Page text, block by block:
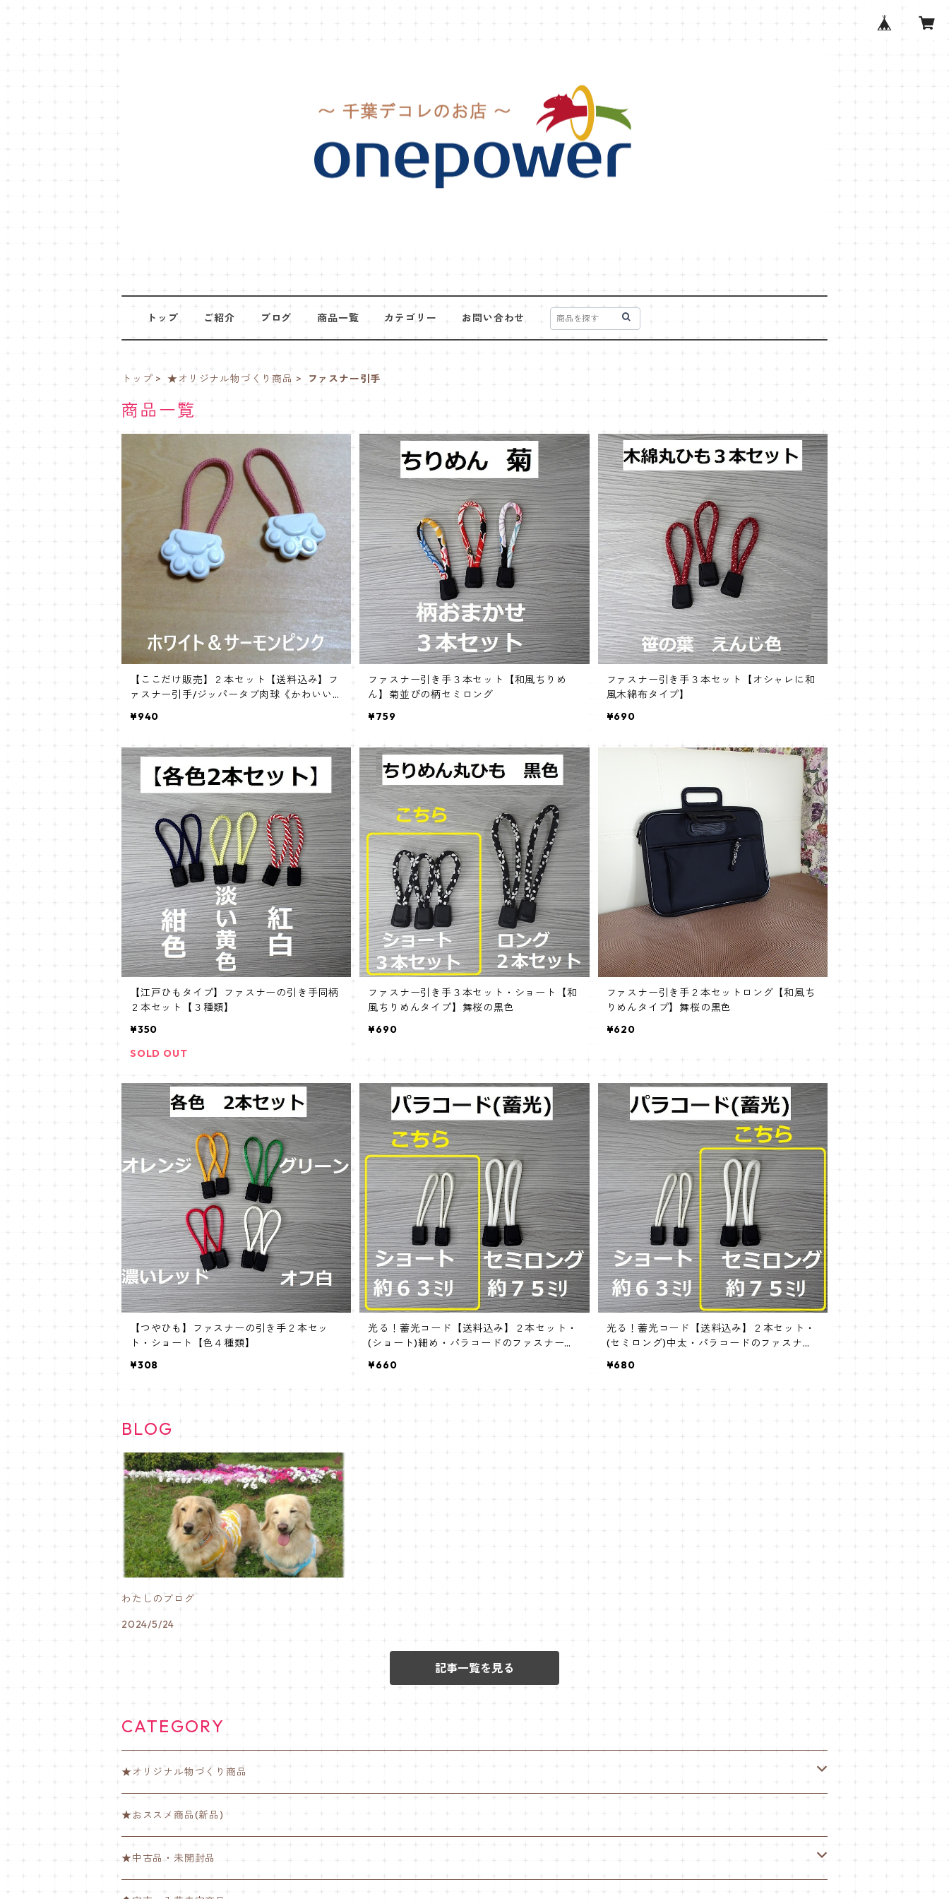
トップ ご紹介 ブログ 商品一覧 カテゴリー お問い合わせ
トップ ★オリジナル物づくり商品 ファスナー引手
商品一覧
【ここだけ販売】２本セット【送料込み】フ
ァスナー引手/ジッパータブ肉球《かわいい
¥940
ファスナー引き手３本セット【和風ちりめ
ん】菊並びの柄セミロング
¥759
ファスナー引き手３本セット【オシャレに和
風木綿布タイプ】
¥690
【江戸ひもタイプ】ファスナーの引き手同柄
２本セット【３種類】
¥350
SOLD OUT
ファスナー引き手３本セット・ショート【和
風ちりめんタイプ】舞桜の黒色
¥690
ファスナー引き手２本セットロング【和風ち
りめんタイプ】舞桜の黒色
¥620
【つやひも】ファスナーの引き手２本セッ
ト・ショート【色４種類】
¥308
光る！蓄光コード【送料込み】２本セット・
(ショート)細め・パラコードのファスナー引
¥660
光る！蓄光コード【送料込み】２本セット・
(セミロング)中太・パラコードのファスナー
¥680
BLOG
わたしのブログ
2024/5/24
記事一覧を見る
CATEGORY
★オリジナル物づくり商品
ゆび楽ちんバンド【ノーマル】
ゆび楽ちんバンド【肉球】
★おススメ商品(新品)
★中古品・未開封品